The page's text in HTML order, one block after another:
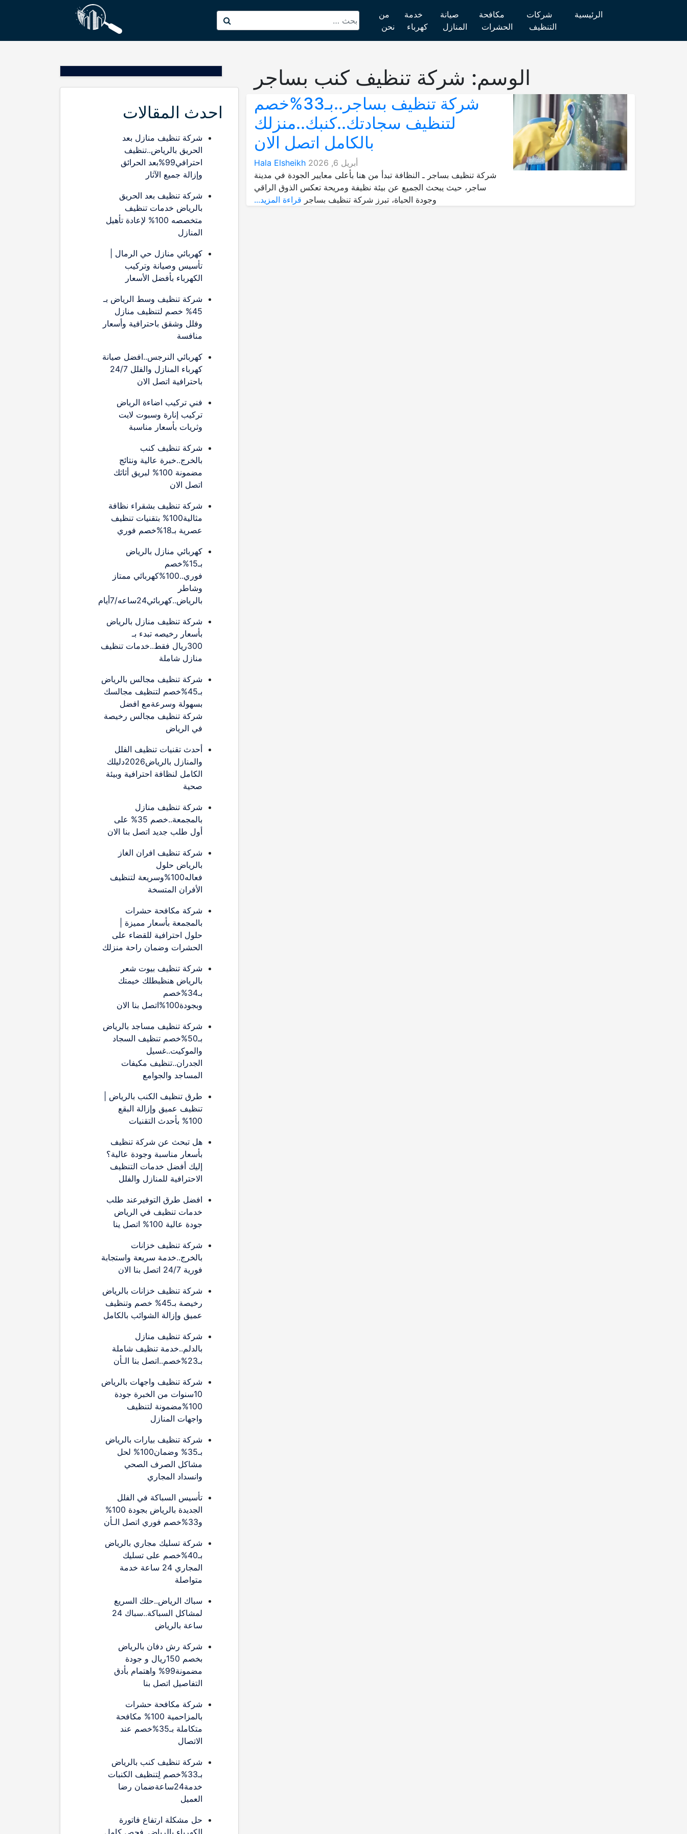
الرئيسية
شركات
التنظيف
مكافحة
الحشرات
صيانة
المنازل
خدمة
كهرباء
من
نحن
عن:
الوسم: شركة تنظيف كنب بساجر
شركة تنظيف بساجر..بـ33%خصم
لتنظيف سجادتك..كنبك..منزلك
بالكامل اتصل الان
أبريل 6, 2026
Hala Elsheikh
شركة تنظيف بساجر ـ النظافة تبدأ من هنا بأعلى معايير الجودة في مدينة
ساجر، حيث يبحث الجميع عن بيئة نظيفة ومريحة تعكس الذوق الراقي
وجودة الحياة، تبرز شركة تنظيف بساجر قراءة المزيد...
احدث المقالات
شركة تنظيف منازل بعد
الحريق بالرياض..تنظيف
احترافي99%بعد الحرائق
وإزالة جميع الآثار
شركة تنظيف بعد الحريق
بالرياض خدمات تنظيف
متخصصه 100% لإعادة تأهيل
المنازل
كهربائي منازل حي الرمال |
تأسيس وصيانة وتركيب
الكهرباء بأفضل الأسعار
شركة تنظيف وسط الرياض بـ
45% خصم لتنظيف منازل
وفلل وشقق باحترافية وأسعار
منافسة
كهربائي النرجس..افضل صيانة
كهرباء المنازل والفلل 24/7
باحترافية اتصل الان
فني تركيب اضاءة الرياض
تركيب إنارة وسبوت لايت
وثريات بأسعار مناسبة
شركة تنظيف كنب
بالخرج..خبرة عالية ونتائج
مضمونة 100% لبريق أثاثك
اتصل الان
شركة تنظيف بشقراء نظافة
مثالية100% بتقنيات تنظيف
عصرية بـ18%خصم فوري
كهربائي منازل بالرياض
بـ15%خصم
فوري..100%كهربائي ممتاز
وشاطر
بالرياض..كهربائي24ساعه/7أيام
شركة تنظيف منازل بالرياض
بأسعار رخيصه تبدء بـ
300ريال فقط..خدمات تنظيف
منازل شاملة
شركة تنظيف مجالس بالرياض
بـ45%خصم لتنظيف مجالسك
بسهولة وسرعةمع افضل
شركة تنظيف مجالس رخيصة
في الرياض
أحدث تقنيات تنظيف الفلل
والمنازل بالرياض2026دليلك
الكامل لنظافة احترافية وبيئة
صحية
شركة تنظيف منازل
بالمجمعة..خصم 35% على
أول طلب جديد اتصل بنا الان
شركة تنظيف افران الغاز
بالرياض حلول
فعاله100%وسريعة لتنظيف
الأفران المتسخة
شركة مكافحة حشرات
بالمجمعة بأسعار مميزة |
حلول احترافية للقضاء على
الحشرات وضمان راحة منزلك
شركة تنظيف بيوت شعر
بالرياض هنظبطلك خيمتك
بـ34%خصم
وبجودة100%اتصل بنا الان
شركة تنظيف مساجد بالرياض
بـ50%خصم تنظيف السجاد
والموكيت..غسيل
الجدران..تنظيف مكيفات
المساجد والجوامع
طرق تنظيف الكنب بالرياض |
تنظيف عميق وإزالة البقع
100% بأحدث التقنيات
هل تبحث عن شركة تنظيف
بأسعار مناسبة وجودة عالية؟
إليك أفضل خدمات التنظيف
الاحترافية للمنازل والفلل
افضل طرق التوفيرعند طلب
خدمات تنظيف في الرياض
جودة عالية 100% اتصل ينا
شركة تنظيف خزانات
بالخرج..خدمة سريعة واستجابة
فورية 24/7 اتصل بنا الان
شركة تنظيف خزانات بالرياض
رخيصة بـ45% خصم وتنظيف
عميق وإزالة الشوائب بالكامل
شركة تنظيف منازل
بالدلم..خدمة تنظيف شاملة
بـ23%خصم..اتصل بنا الـأن
شركة تنظيف واجهات بالرياض
10سنوات من الخبرة جودة
100%مضمونة لتنظيف
واجهات المنازل
شركة تنظيف بيارات بالرياض
بـ35% وضمان100% لحل
مشاكل الصرف الصحي
وانسداد المجاري
تأسيس السباكة في الفلل
الجديدة بالرياض بجودة 100%
و33%خصم فوري اتصل الـأن
شركة تسليك مجاري بالرياض
بـ40%خصم على تسليك
المجاري 24 ساعة خدمة
متواصلة
سباك الرياض..حلك السريع
لمشاكل السباكة..سباك 24
ساعة بالرياض
شركة رش دفان بالرياض
بخصم 150ريال و جودة
مضمونة99% واهتمام بأدق
التفاصيل اتصل بنا
شركة مكافحة حشرات
بالمزاحمية 100% مكافحة
متكاملة بـ35%خصم عند
الاتصال
شركة تنظيف كنب بالرياض
بـ33%خصم لِتنظيف الكنبات
خدمة24ساعةضمان رضا
العميل
حل مشكلة ارتفاع فاتورة
الكهرباء بالرياض..فحص كامل